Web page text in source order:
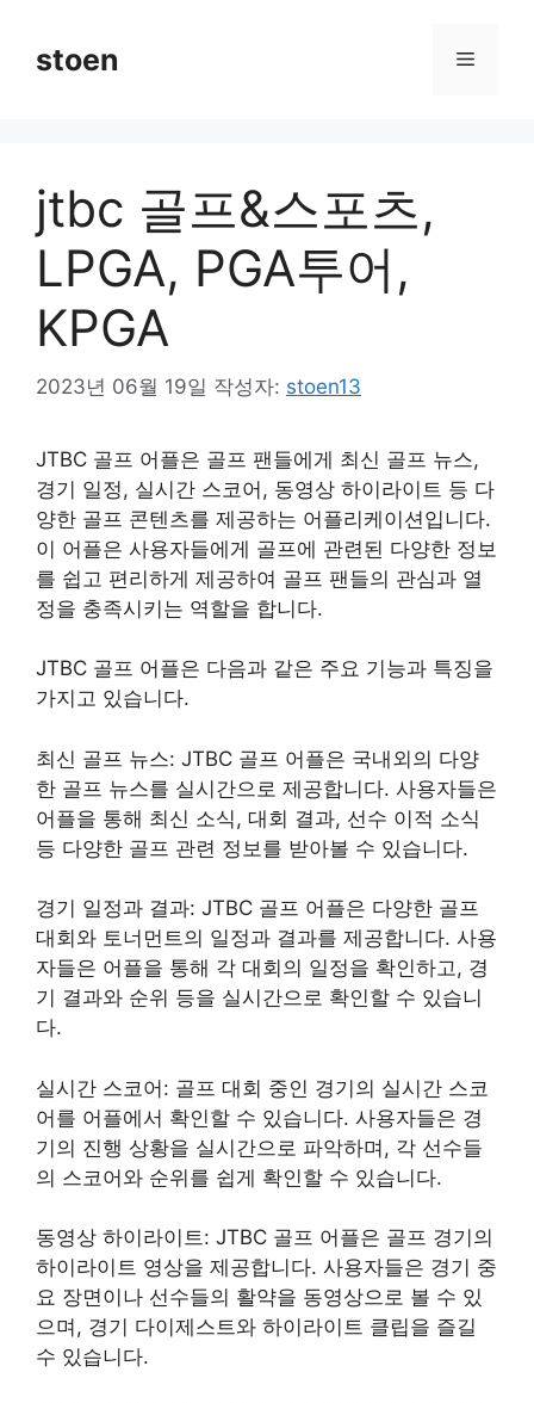
stoen 메
jtbc 골프&스포츠,
LPGA, PGA투어,
KPGA
2023년 06월 19일 작성자: stoen13
JTBC 골프 어플은 골프 팬들에게 최신 골프 뉴스,
경기 일정, 실시간 스코어, 동영상 하이라이트 등 다
양한 골프 콘텐츠를 제공하는 어플리케이션입니다.
이 어플은 사용자들에게 골프에 관련된 다양한 정보
를 쉽고 편리하게 제공하여 골프 팬들의 관심과 열
정을 충족시키는 역할을 합니다.
JTBC 골프 어플은 다음과 같은 주요 기능과 특징을
가지고 있습니다.
최신 골프 뉴스: JTBC 골프 어플은 국내외의 다양
한 골프 뉴스를 실시간으로 제공합니다. 사용자들은
어플을 통해 최신 소식, 대회 결과, 선수 이적 소식
등 다양한 골프 관련 정보를 받아볼 수 있습니다.
경기 일정과 결과: JTBC 골프 어플은 다양한 골프
대회와 토너먼트의 일정과 결과를 제공합니다. 사용
자들은 어플을 통해 각 대회의 일정을 확인하고, 경
기 결과와 순위 등을 실시간으로 확인할 수 있습니
다.
실시간 스코어: 골프 대회 중인 경기의 실시간 스코
어를 어플에서 확인할 수 있습니다. 사용자들은 경
기의 진행 상황을 실시간으로 파악하며, 각 선수들
의 스코어와 순위를 쉽게 확인할 수 있습니다.
동영상 하이라이트: JTBC 골프 어플은 골프 경기의
하이라이트 영상을 제공합니다. 사용자들은 경기 중
요 장면이나 선수들의 활약을 동영상으로 볼 수 있
으며, 경기 다이제스트와 하이라이트 클립을 즐길
수 있습니다.